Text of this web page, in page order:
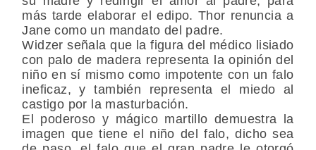
más tarde elaborar el edipo. Thor renuncia a
Jane como un mandato del padre.
Widzer señala que la figura del médico lisiado
con palo de madera representa la opinión del
niño en sí mismo como impotente con un falo
ineficaz, y también representa el miedo al
castigo por la masturbación.
El poderoso y mágico martillo demuestra la
imagen que tiene el niño del falo, dicho sea